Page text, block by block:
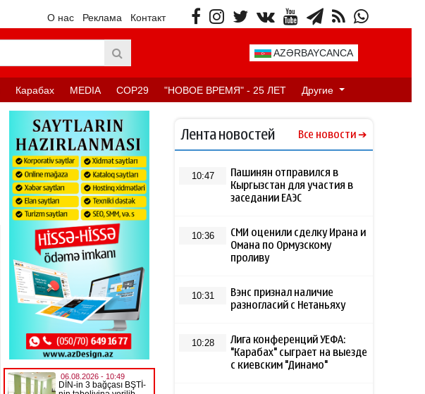
О нас Реклама Контакт
AZƏRBAYCANCA
Карабах MEDIA COP29 "НОВОЕ ВРЕМЯ" - 25 ЛЕТ Другие
Лента новостей Все новости
10:47
Пашинян отправился в
Кыргызстан для участия в
заседании ЕАЭС
10:36
СМИ оценили сделку Ирана и
Омана по Ормузскому
проливу
10:31
Вэнс признал наличие
разногласий с Нетаньяху
10:28
Лига конференций УЕФА:
"Карабах" сыграет на выезде
с киевским "Динамо"